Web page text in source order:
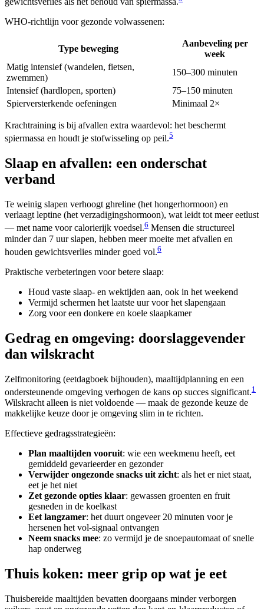
WHO-richtlijn voor gezonde volwassenen:
Type beweging
Aanbeveling per
week
Matig intensief (wandelen, fietsen,
zwemmen)
150–300 minuten
Intensief (hardlopen, sporten)
75–150 minuten
Spierversterkende oefeningen
Minimaal 2×
Krachtraining is bij afvallen extra waardevol: het beschermt
spiermassa en houdt je stofwisseling op peil.5
Slaap en afvallen: een onderschat
verband
Te weinig slapen verhoogt ghreline (het hongerhormoon) en
verlaagt leptine (het verzadigingshormoon), wat leidt tot meer eetlust
— met name voor calorierijk voedsel.6 Mensen die structureel
minder dan 7 uur slapen, hebben meer moeite met afvallen en
houden gewichtsverlies minder goed vol.6
Praktische verbeteringen voor betere slaap:
Houd vaste slaap- en wektijden aan, ook in het weekend
Vermijd schermen het laatste uur voor het slapengaan
Zorg voor een donkere en koele slaapkamer
Gedrag en omgeving: doorslaggevender
dan wilskracht
Zelfmonitoring (eetdagboek bijhouden), maaltijdplanning en een
ondersteunende omgeving verhogen de kans op succes significant.1
Wilskracht alleen is niet voldoende — maak de gezonde keuze de
makkelijke keuze door je omgeving slim in te richten.
Effectieve gedragsstrategieën:
Plan maaltijden vooruit: wie een weekmenu heeft, eet
gemiddeld gevarieerder en gezonder
Verwijder ongezonde snacks uit zicht: als het er niet staat,
eet je het niet
Zet gezonde opties klaar: gewassen groenten en fruit
gesneden in de koelkast
Eet langzamer: het duurt ongeveer 20 minuten voor je
hersenen het vol-signaal ontvangen
Neem snacks mee: zo vermijd je de snoepautomaat of snelle
hap onderweg
Thuis koken: meer grip op wat je eet
Thuisbereide maaltijden bevatten doorgaans minder verborgen